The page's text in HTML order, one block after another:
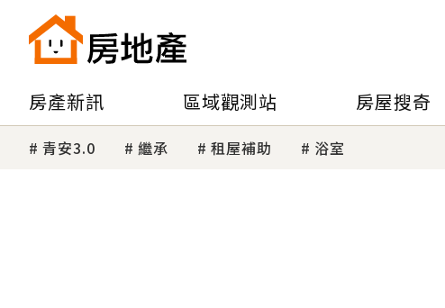
房產新訊 區域觀測站 房屋搜奇
青安3.0 繼承 租屋補助 浴室